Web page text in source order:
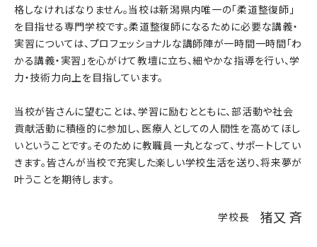
格しなければなりません。当校は新潟県内唯一の「柔道整復師」
を目指せる専門学校です。柔道整復師になるために必要な講義・
実習については、プロフェッショナルな講師陣が一時間一時間「わ
かる講義・実習」を心がけて教壇に立ち、細やかな指導を行い、学
力・技術力向上を目指しています。
当校が皆さんに望むことは、学習に励むとともに、部活動や社会
貢献活動に積極的に参加し、医療人としての人間性を高めてほし
いということです。そのために教職員一丸となって、サポートしてい
きます。皆さんが当校で充実した楽しい学校生活を送り、将来夢が
叶うことを期待します。
学校長 猪又 斉